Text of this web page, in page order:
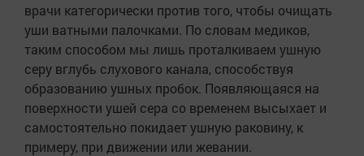
врачи категорически против того, чтобы очищать
уши ватными палочками. По словам медиков,
таким способом мы лишь проталкиваем ушную
серу вглубь слухового канала, способствуя
образованию ушных пробок. Появляющаяся на
поверхности ушей сера со временем высыхает и
самостоятельно покидает ушную раковину, к
примеру, при движении или жевании.